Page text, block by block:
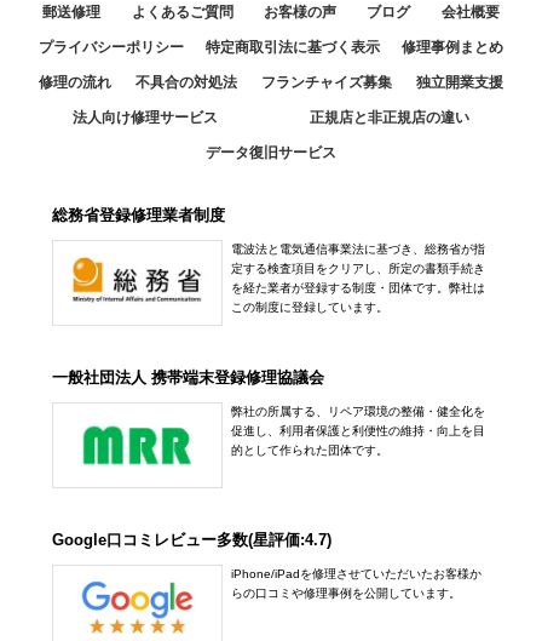
郵送修理 よくあるご質問 お客様の声 ブログ 会社概要
プライバシーポリシー 特定商取引法に基づく表示 修理事例まとめ
修理の流れ 不具合の対処法 フランチャイズ募集 独立開業支援
法人向け修理サービス 正規店と非正規店の違い
データ復旧サービス
総務省登録修理業者制度
電波法と電気通信事業法に基づき、総務省が指
定する検査項目をクリアし、所定の書類手続き
を経た業者が登録する制度・団体です。弊社は
この制度に登録しています。
一般社団法人 携帯端末登録修理協議会
弊社の所属する、リペア環境の整備・健全化を
促進し、利用者保護と利便性の維持・向上を目
的として作られた団体です。
Google口コミレビュー多数(星評価:4.7)
iPhone/iPadを修理させていただいたお客様か
らの口コミや修理事例を公開しています。